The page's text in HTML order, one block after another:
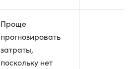
Проще
прогнозировать
затраты,
поскольку нет